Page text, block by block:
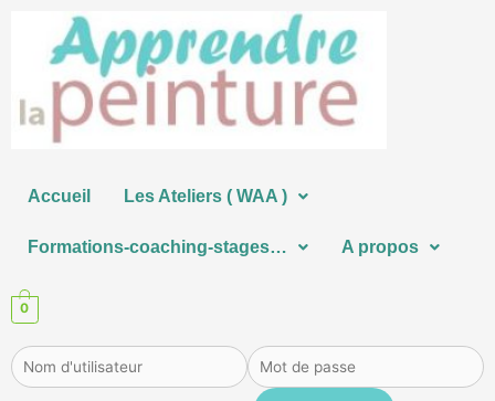
contenu
Accueil Les Ateliers ( WAA )
Formations-coaching-stages… A propos
0